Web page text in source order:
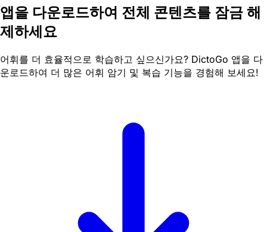
앱을 다운로드하여 전체 콘텐츠를 잠금 해
제하세요
어휘를 더 효율적으로 학습하고 싶으신가요? DictoGo 앱을 다
운로드하여 더 많은 어휘 암기 및 복습 기능을 경험해 보세요!